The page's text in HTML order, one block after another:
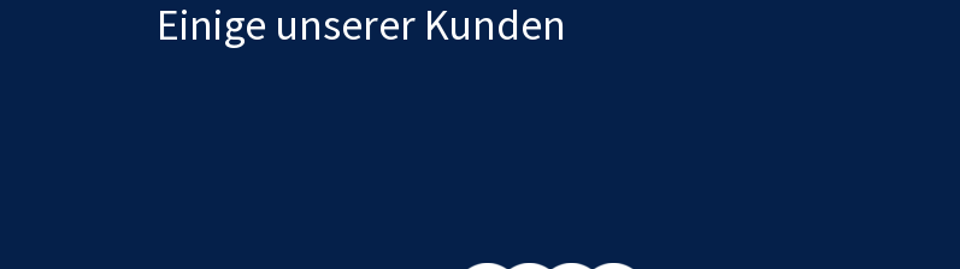
Einige unserer Kunden